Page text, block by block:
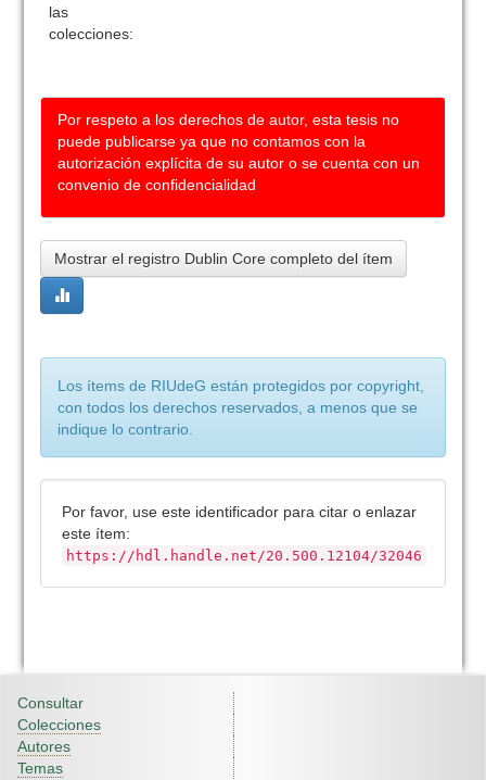
las
colecciones:
Por respeto a los derechos de autor, esta tesis no
puede publicarse ya que no contamos con la
autorización explícita de su autor o se cuenta con un
convenio de confidencialidad
Mostrar el registro Dublin Core completo del ítem
Los ítems de RIUdeG están protegidos por copyright,
con todos los derechos reservados, a menos que se
indique lo contrario.
Por favor, use este identificador para citar o enlazar
este ítem:
https://hdl.handle.net/20.500.12104/32046
Consultar
Colecciones
Autores
Temas